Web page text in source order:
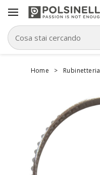
Home > Rubinetteria